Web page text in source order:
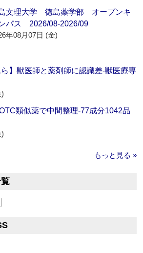
文理大学 徳島薬学部 オープンキ
パス 2026/08-2026/09
年08月07日 (金)
ら】獣医師と薬剤師に認識差‐獣医療専
類似薬で中間整理‐77成分1042品
もっと見る »